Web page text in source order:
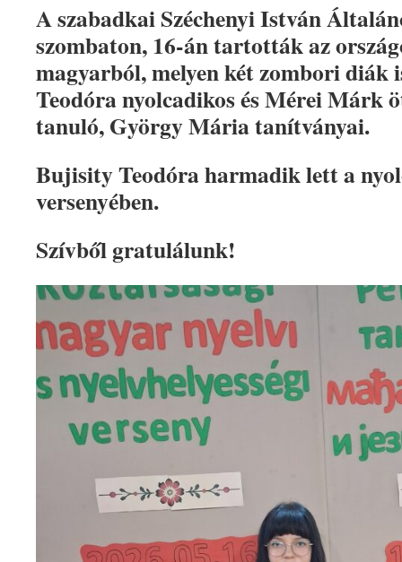
A szabadkai Széchenyi István
szombaton, 16-án tartották az
magyarból, melyen két zombori diák
Teodóra nyolcadikos és Mérei Márk
tanuló, György Mária tanítványai.
Bujisity Teodóra harmadik lett a
versenyében.
Szívből gratulálunk!